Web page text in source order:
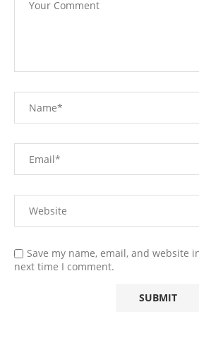
Save my name, email, and website
next time I comment.